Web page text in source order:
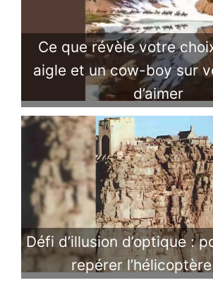
Ce que révèle votre
aigle et un cow-boy sur
d’aimer
Défi d’illusion d’optique :
repérer